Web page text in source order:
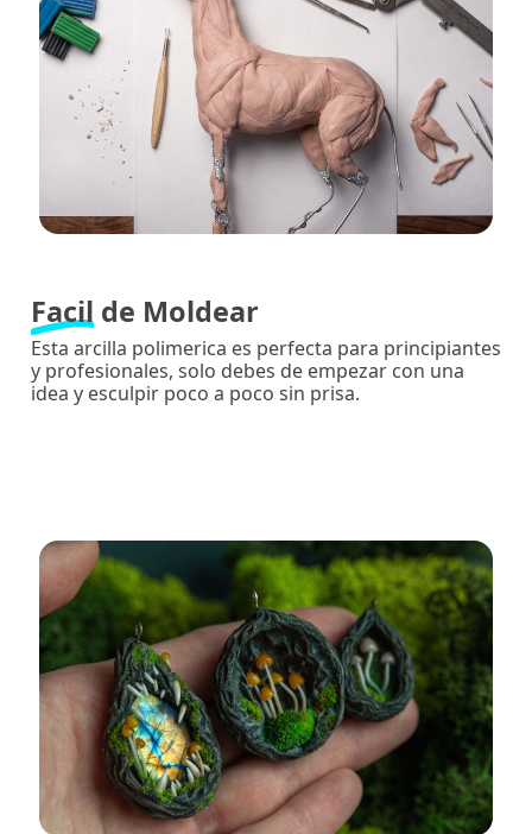
Facil de Moldear
Esta arcilla polimerica es perfecta para principiantes
y profesionales, solo debes de empezar con una
idea y esculpir poco a poco sin prisa.